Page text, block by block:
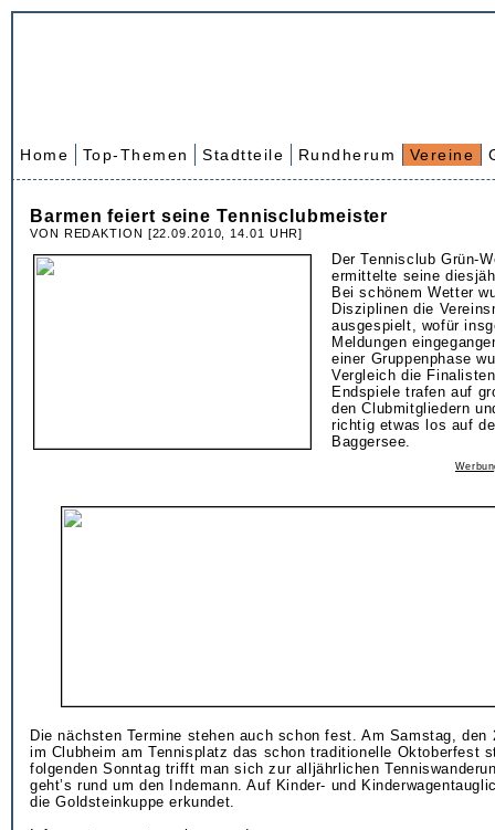
Home Top-Themen Stadtteile Rundherum Vereine
Barmen feiert seine Tennisclubmeister
VON REDAKTION [22.09.2010, 14.01 UHR]
Der Tennisclub Grün-
ermittelte seine
Bei schönem Wetter
Disziplinen die
ausgespielt, wofür
Meldungen
einer Gruppenphase
Vergleich die
Endspiele trafen auf
den Clubmitgliedern
richtig etwas los auf
Baggersee.
Die nächsten Termine stehen auch schon fest. Am Samstag, den
im Clubheim am Tennisplatz das schon traditionelle Oktoberfest
folgenden Sonntag trifft man sich zur alljährlichen
geht’s rund um den Indemann. Auf Kinder- und
die Goldsteinkuppe erkundet.